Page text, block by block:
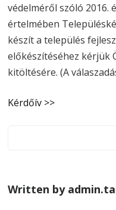
védelméről szóló 2016.
értelmében
készít a település
előkészítéséhez kérjük
kitöltésére. (A
Kérdőív >>
Written by